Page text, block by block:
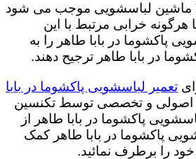
ماشین لباسشویی موجب می شود
هرگونه خرابی مرتبط با این
پاکشوما در بابا طاهر را به
در بابا طاهر ترجیح دهند.
تعمیر لباسشویی پاکشوما در بابا
اصولی و تخصصی توسط تکنسین
پاکشوما در بابا طاهر از
پاکشوما در بابا طاهر کمک
خود را برطرف نمائید.